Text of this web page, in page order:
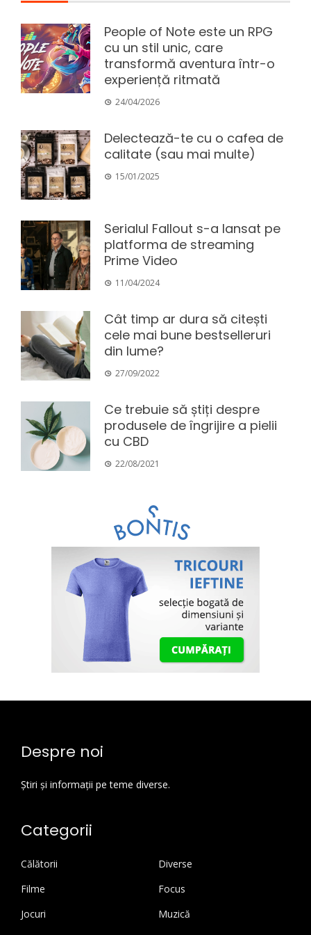
People of Note este un RPG
cu un stil unic, care
transformă aventura într-o
experiență ritmată
24/04/2026
Delectează-te cu o cafea de
calitate (sau mai multe)
15/01/2025
Serialul Fallout s-a lansat pe
platforma de streaming
Prime Video
11/04/2024
Cât timp ar dura să citești
cele mai bune bestselleruri
din lume?
27/09/2022
Ce trebuie să știți despre
produsele de îngrijire a pielii
cu CBD
22/08/2021
Despre noi
Știri și informații pe teme diverse.
Categorii
Călătorii
Diverse
Filme
Focus
Jocuri
Muzică